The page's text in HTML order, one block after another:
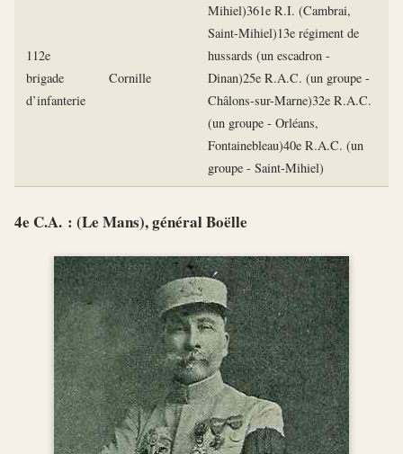
112e
brigade
d’infanterie
Cornille
Mihiel)361e R.I. (Cambrai,
Saint-Mihiel)13e régiment de
hussards (un escadron -
Dinan)25e R.A.C. (un groupe -
Châlons-sur-Marne)32e R.A.C.
(un groupe - Orléans,
Fontainebleau)40e R.A.C. (un
groupe - Saint-Mihiel)
4e C.A. : (Le Mans), général Boëlle